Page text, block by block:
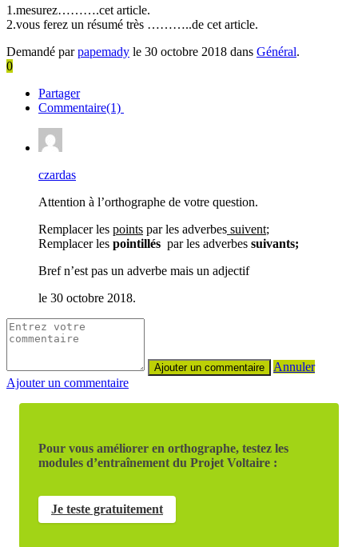
1.mesurez……….cet article.
2.vous ferez un résumé très ………..de cet article.
Demandé parpapemady le 30 octobre 2018 dans Général.
0
Partager
Commentaire(1)
czardas
Attention à l’orthographe de votre question.
Remplacer les points par les adverbes suivent;
Remplacer les pointillés par les adverbes suivants;
Bref n’est pas un adverbe mais un adjectif
le 30 octobre 2018.
Annuler
Ajouter un commentaire
Pour vous améliorer en orthographe, testez les
modules d’entraînement du Projet Voltaire :
Je teste gratuitement